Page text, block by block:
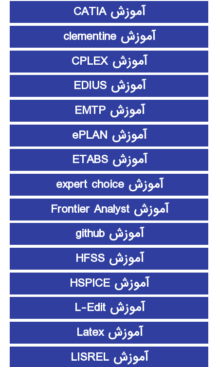
آموزش CATIA
آموزش clementine
آموزش CPLEX
آموزش EDIUS
آموزش EMTP
آموزش ePLAN
آموزش ETABS
آموزش expert choice
آموزش Frontier Analyst
آموزش github
آموزش HFSS
آموزش HSPICE
آموزش L-Edit
آموزش Latex
آموزش LISREL